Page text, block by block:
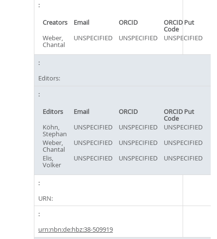
Creators Email ORCID ORCID Put
Code
Weber,
Chantal
UNSPECIFIED UNSPECIFIED UNSPECIFIED
Editors:
Editors Email ORCID ORCID Put
Code
Köhn,
Stephan
UNSPECIFIED UNSPECIFIED
UNSPECIFIED
Weber,
Chantal
UNSPECIFIED UNSPECIFIED
UNSPECIFIED
Elis,
Volker
UNSPECIFIED UNSPECIFIED UNSPECIFIED
URN:
urn:nbn:de:hbz:38-509919